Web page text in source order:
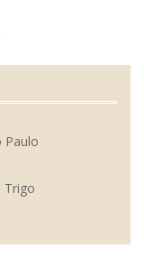
Paulo
Trigo